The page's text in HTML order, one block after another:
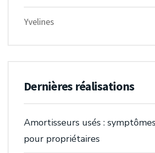
Yvelines
Dernières réalisations
Amortisseurs usés :
pour propriétaires